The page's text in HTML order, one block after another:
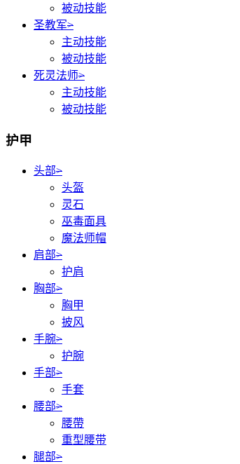
被动技能
圣教军>
主动技能
被动技能
死灵法师>
主动技能
被动技能
护甲
头部>
头盔
灵石
巫毒面具
魔法师帽
肩部>
护肩
胸部>
胸甲
披风
手腕>
护腕
手部>
手套
腰部>
腰帶
重型腰带
腿部>